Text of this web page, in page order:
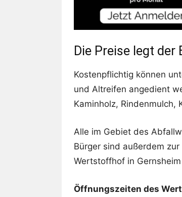
Die Preise legt der
Kostenpflichtig können
und Altreifen angedient
Kaminholz, Rindenmulch,
Alle im Gebiet des
Bürger sind außerdem
Wertstoffhof in
Öffnungszeiten des